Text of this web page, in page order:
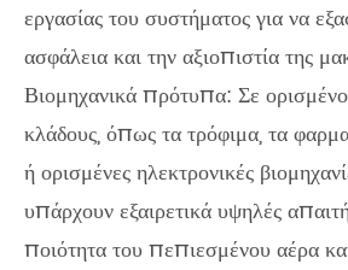
εργασίας του συστήματος για να
ασφάλεια και την αξιοπιστία της
Βιομηχανικά πρότυπα: Σε
κλάδους, όπως τα τρόφιμα, τα
ή ορισμένες ηλεκτρονικές
υπάρχουν εξαιρετικά υψηλές
ποιότητα του πεπιεσμένου αέρα